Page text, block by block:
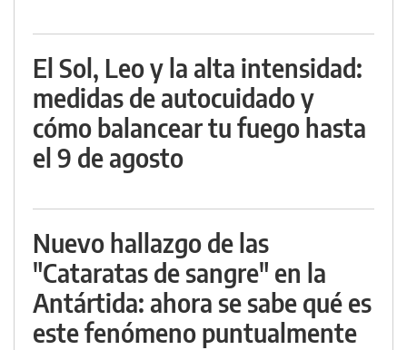
El Sol, Leo y la alta intensidad:
medidas de autocuidado y
cómo balancear tu fuego hasta
el 9 de agosto
Nuevo hallazgo de las
"Cataratas de sangre" en la
Antártida: ahora se sabe qué es
este fenómeno puntualmente